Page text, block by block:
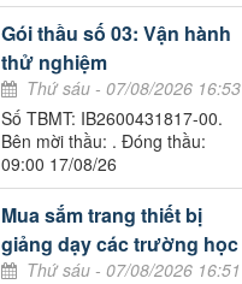
Gói thầu số 03: Vận hành
thử nghiệm
Thứ sáu - 07/08/2026 16:53
Số TBMT: IB2600431817-00.
Bên mời thầu: . Đóng thầu:
09:00 17/08/26
Mua sắm trang thiết bị
giảng dạy các trường học
Thứ sáu - 07/08/2026 16:51